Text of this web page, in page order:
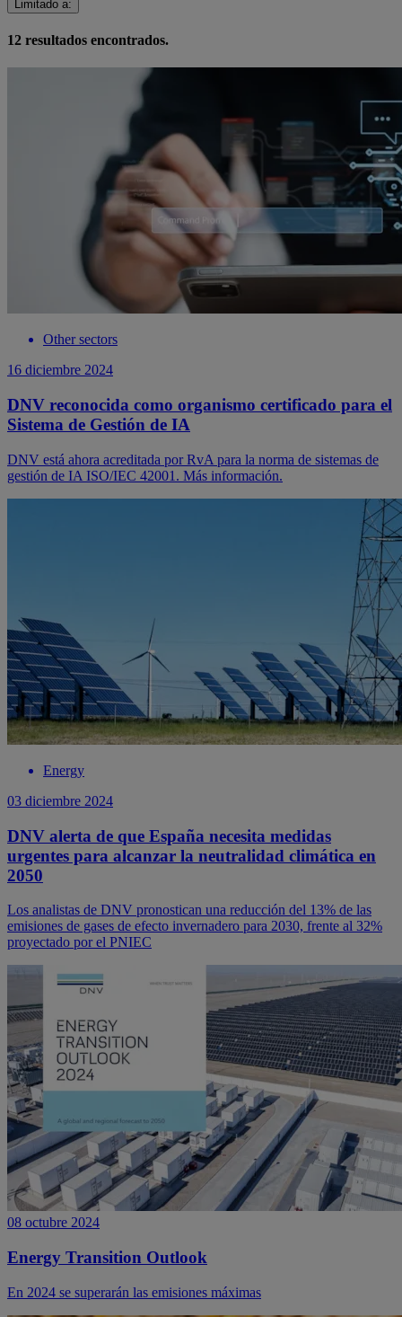
Limitado a:
12 resultados encontrados.
Other sectors
16 diciembre 2024
DNV reconocida como organismo certificado para el
Sistema de Gestión de IA
DNV está ahora acreditada por RvA para la norma de sistemas de
gestión de IA ISO/IEC 42001. Más información.
Energy
03 diciembre 2024
DNV alerta de que España necesita medidas
urgentes para alcanzar la neutralidad climática en
2050
Los analistas de DNV pronostican una reducción del 13% de las
emisiones de gases de efecto invernadero para 2030, frente al 32%
proyectado por el PNIEC
08 octubre 2024
Energy Transition Outlook
En 2024 se superarán las emisiones máximas